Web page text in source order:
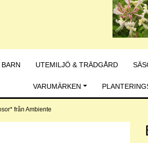
BARN UTEMILJÖ & TRÄDGÅRD
VARUMÄRKEN
från Ambiente